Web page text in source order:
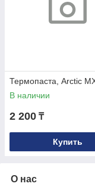
Термопаста, Arctic
В наличии
2 200 ₸
Купить
О нас